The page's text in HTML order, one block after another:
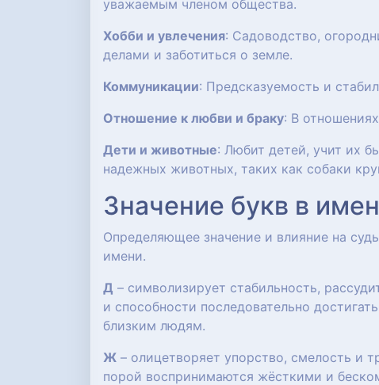
уважаемым членом общества.
Хобби и увлечения: Садоводство,
делами и заботиться о земле.
Коммуникации: Предсказуемость и
Отношение к любви и браку: В
Дети и животные: Любит детей, учит их
надежных животных, таких как собаки
Значение букв в
Определяющее значение и влияние на
имени.
Д – символизирует стабильность,
и способности последовательно
близким людям.
Ж – олицетворяет упорство, смелость и
порой воспринимаются жёсткими и